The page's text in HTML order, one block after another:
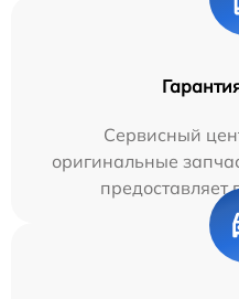
Сервисный
оригинальные
предоставляет